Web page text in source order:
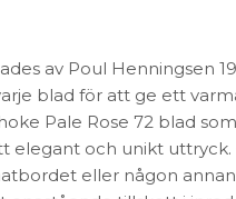
av Poul Henningsen
blad för att ge ett
Pale Rose 72 blad
elegant och unikt uttryck.
eller någon